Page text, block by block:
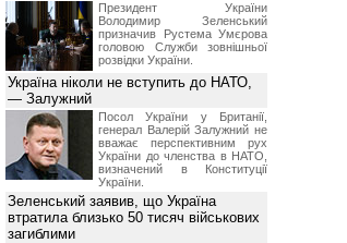
Президент України
Володимир Зеленський
призначив Pустема Умєрова
головою Служби зовнішньої
розвідки України.
Україна ніколи не вступить до НАТО,
— Залужний
Посол України у Британії,
генерал Валерій Залужний не
вважає перспективним рух
України до членства в НАТО,
визначений в Конституції
України.
Зеленський заявив, що Україна
втратила близько 50 тисяч військових
загиблими